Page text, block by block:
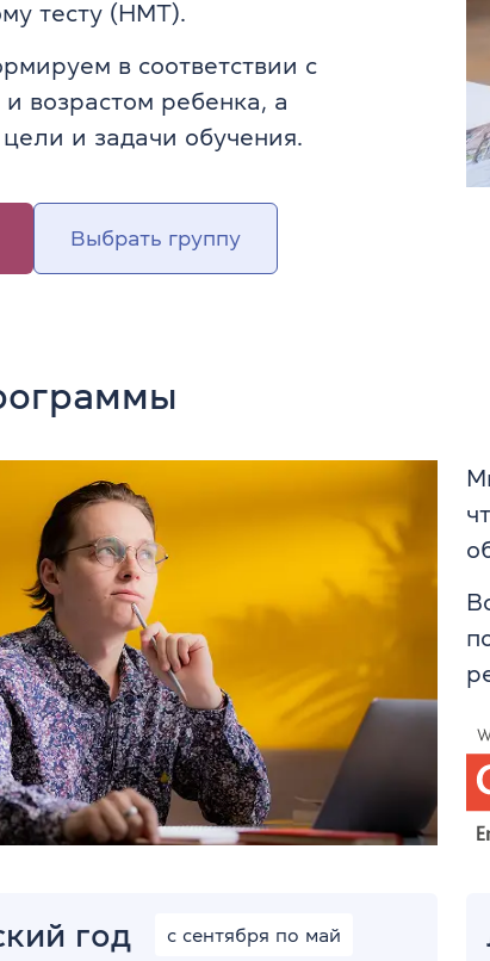
тесту (НМТ).
в соответствии с
возрастом ребенка, а
и задачи обучения.
Выбрать группу
год с сентября по май